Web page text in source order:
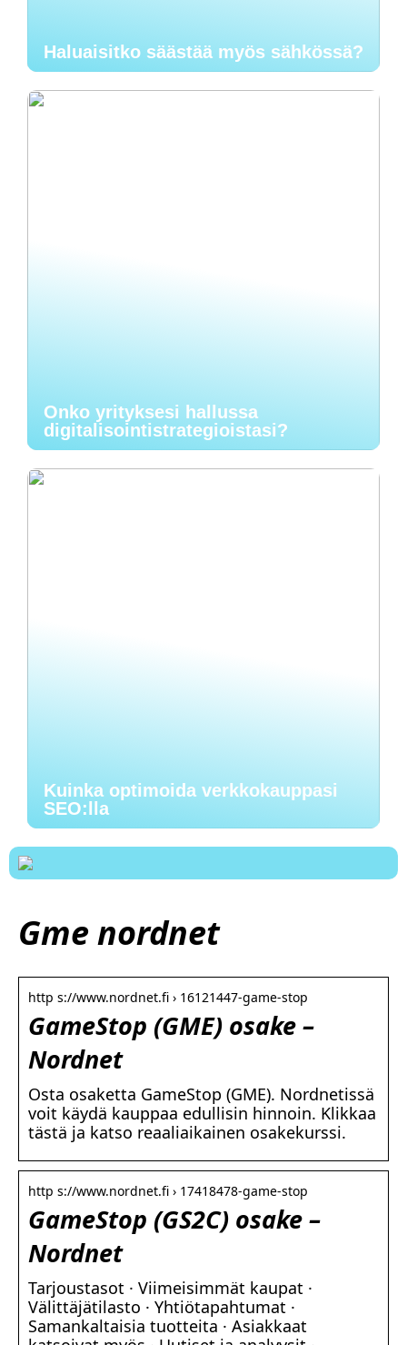
Haluaisitko säästää myös sähkössä?
Onko yrityksesi hallussa
digitalisointistrategioistasi?
Kuinka optimoida verkkokauppasi
SEO:lla
Gme nordnet
http s://www.nordnet.fi › 16121447-game-stop
GameStop (GME) osake –
Nordnet
Osta osaketta GameStop (GME). Nordnetissä
voit käydä kauppaa edullisin hinnoin. Klikkaa
tästä ja katso reaaliaikainen osakekurssi.
http s://www.nordnet.fi › 17418478-game-stop
GameStop (GS2C) osake –
Nordnet
Tarjoustasot · Viimeisimmät kaupat ·
Välittäjätilasto · Yhtiötapahtumat ·
Samankaltaisia tuotteita · Asiakkaat